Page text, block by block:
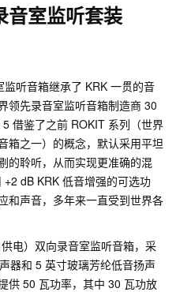
室监听套装
听音箱继承了 KRK 一贯的音
领先录音室监听音箱制造商 30
借鉴了之前 ROKIT 系列（世界
箱之一）的概念，默认采用平坦
的聆听，从而实现更准确的混
dB KRK 低音增强的可选功
和声音，多年来一直受到世界各
电）双向录音室监听音箱，采
器和 5 英寸玻璃芳纶低音扬声
供 50 瓦功率，其中 30 瓦功放